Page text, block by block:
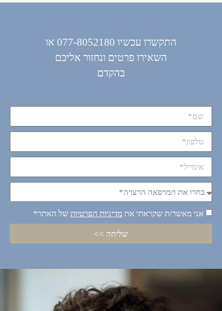
התקשרו עכשיו 077-8052180 או
השאירו פרטים ונחזור אליכם
בהקדם
אני מאשר/ת שקראתי את מדיניות הפרטיות של האתר*
שליחה >>